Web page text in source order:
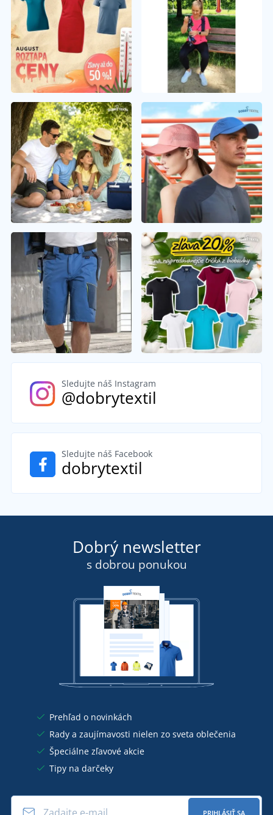
Sledujte náš Instagram
@dobrytextil
Sledujte náš Facebook
dobrytextil
Dobrý newsletter
s dobrou ponukou
Prehľad o novinkách
Rady a zaujímavosti nielen zo sveta oblečenia
Špeciálne zľavové akcie
Tipy na darčeky
PRIHLÁSIŤ SA